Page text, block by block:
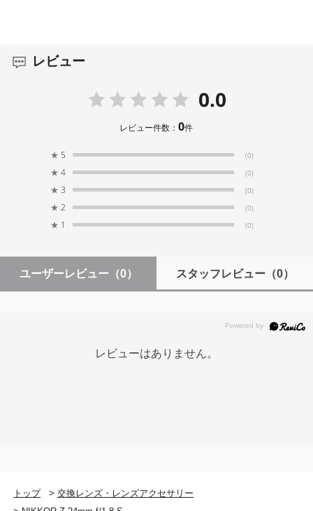
レビュー
0.0
レビュー件数：0件
★ 5 (0)
★ 4 (0)
★ 3 (0)
★ 2 (0)
★ 1 (0)
ユーザーレビュー （0） スタッフレビュー（0）
レビューはありません。
トップ >交換レンズ・レンズアクセサリー